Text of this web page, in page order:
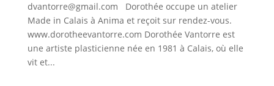
dvantorre@gmail.com Dorothée occupe un atelier
Made in Calais à Anima et reçoit sur rendez-vous.
www.dorotheevantorre.com Dorothée Vantorre est
une artiste plasticienne née en 1981 à Calais, où elle
vit et...